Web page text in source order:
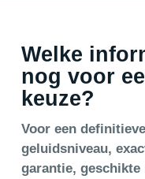
Welke
nog voor
keuze?
Voor een
geluidsniveau,
garantie, geschikte